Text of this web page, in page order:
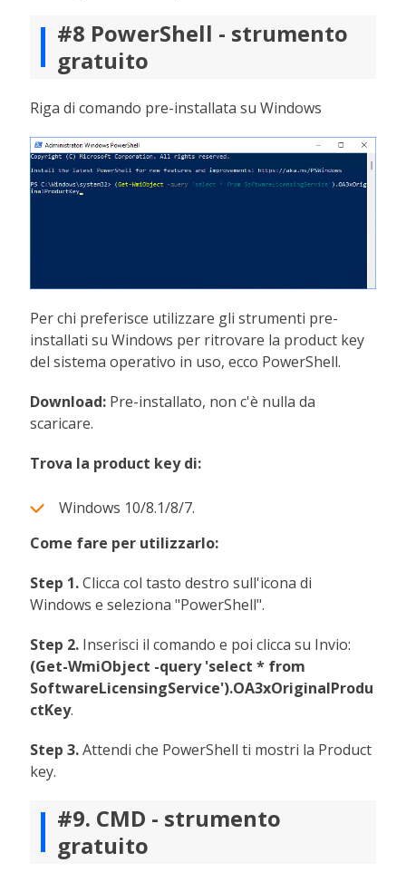
#8 PowerShell - strumento
gratuito
Riga di comando pre-installata su Windows
Per chi preferisce utilizzare gli strumenti pre-
installati su Windows per ritrovare la product key
del sistema operativo in uso, ecco PowerShell.
Download: Pre-installato, non c'è nulla da
scaricare.
Trova la product key di:
Windows 10/8.1/8/7.
Come fare per utilizzarlo:
Step 1.Clicca col tasto destro sull'icona di
Windows e seleziona "PowerShell".
Step 2. Inserisci il comando e poi clicca su Invio:
(Get-WmiObject -query 'select * from
SoftwareLicensingService').OA3xOriginalProdu
ctKey.
Step 3.Attendi che PowerShell ti mostri la Product
key.
#9. CMD - strumento
gratuito